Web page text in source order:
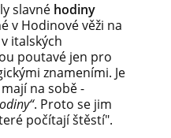
slavné hodiny
v Hodinové věži na
italských
poutavé jen pro
znameními. Je
na sobě -
. Proto se jim
počítají štěstí".